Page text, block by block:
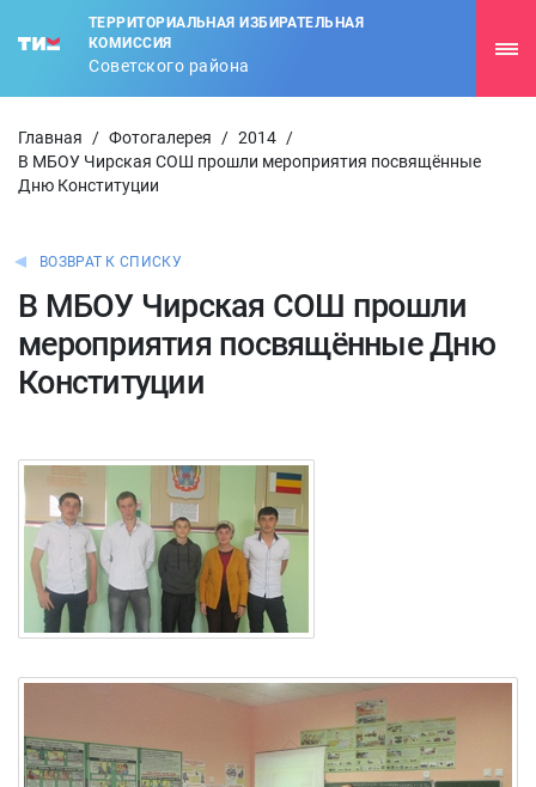
ТЕРРИТОРИАЛЬНАЯ ИЗБИРАТЕЛЬНАЯ
КОМИССИЯ
Советского района
Главная / Фотогалерея / 2014 /
В МБОУ Чирская СОШ прошли мероприятия посвящённые
Дню Конституции
ВОЗВРАТ К СПИСКУ
В МБОУ Чирская СОШ прошли
мероприятия посвящённые Дню
Конституции